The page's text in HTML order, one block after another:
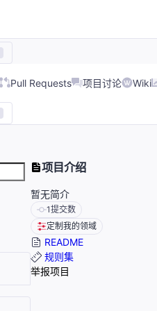
Pull Requests 项目讨论 Wiki
项目介绍
暂无简介
1提交数
定制我的领域
README
规则集
举报项目